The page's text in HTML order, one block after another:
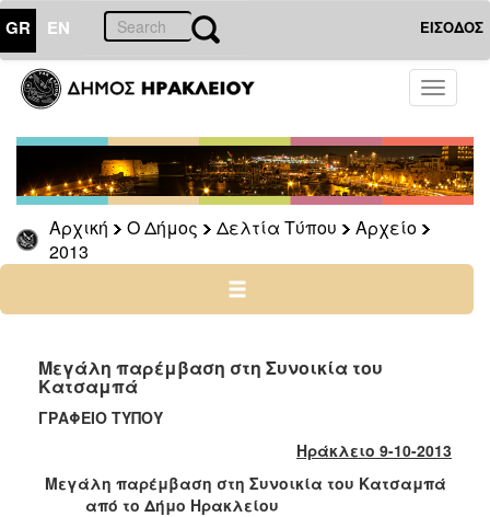
GR EN ΕΙΣΟΔΟΣ
Toggle
Αρχική Ο Δήμος Δελτία Τύπου
Αρχείο
2013
ΔΗΜΟΣ
Δελτία
Τύπου
Αρχείο
2026
2025
2022
2021
2020
2018
Mεγάλη παρέμβαση στη Συνοικία του
Κατσαμπά
ΓΡΑΦΕΙΟ ΤΥΠΟΥ
Ηράκλειο 9-10-2013
Mεγάλη παρέμβαση στη Συνοικία του Κατσαμπά
από το Δήμο Ηρακλείου